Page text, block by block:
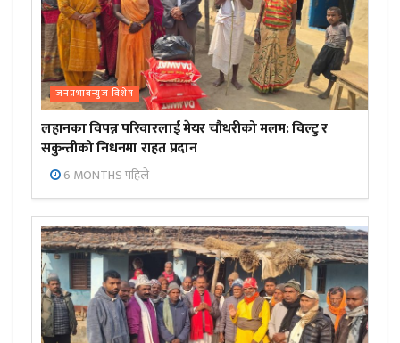
जनप्रभाबन्युज विशेष
लहानका विपन्न परिवारलाई मेयर चौधरीको मलम: विल्टु र
सकुन्तीको निधनमा राहत प्रदान
6 MONTHS पहिले